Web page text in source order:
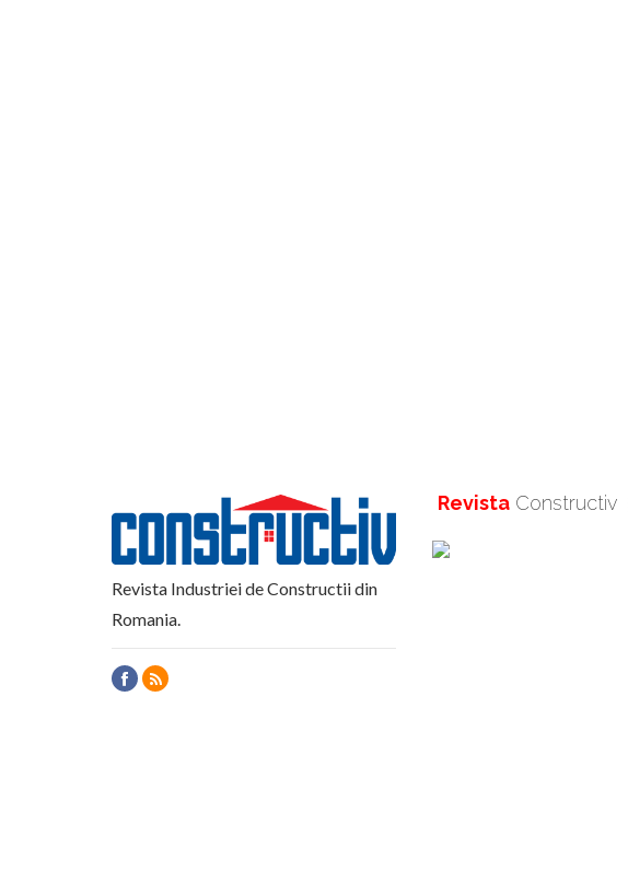
Revista Industriei de Constructii din
Romania.
Revista Constructiv